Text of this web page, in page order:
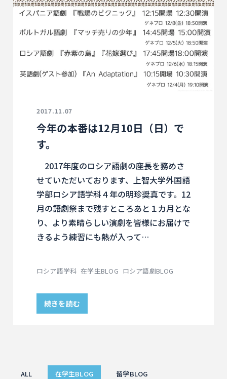
2017.11.07
今年の本番は12月10日（日）で
す。
2017年度のロシア語劇の座長を務めさ
せていただいております、上智大学外国語
学部ロシア語学科４年の明珍奨真です。12
月の語劇祭まで残すところあと１カ月とな
り、より素晴らしい演劇を皆様にお届けで
きるよう練習にも熱が入って…
ロシア語学科 在学生BLOG ロシア語劇BLOG
続きを読む
ALL 在学生BLOG
留学BLOG